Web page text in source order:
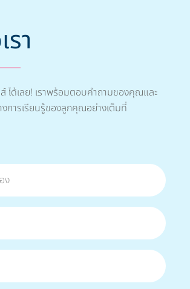
า
ได้เลย! เราพร้อมตอบคำถามของคุณและ
การเรียนรู้ของลูกคุณอย่างเต็มที่